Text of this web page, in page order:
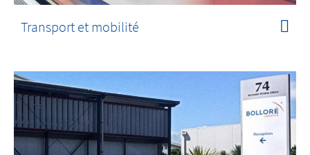
Transport et mobilité